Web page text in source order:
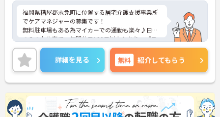
福岡県糟屋郡志免町に位置する居宅介護支援事業所
でケアマネジャーの募集です！
無料駐車場もある為マイカーでの通勤も楽々♪日勤
のみのお仕事で、年間休日120日以上もあり、プラ
イベートとの両立を目指す方におすすめの環境で
す！昇給や賞与制度があり、頑張りが評価されてし
っかりと還元されます。さらに住宅手当などの各種
手当もあるのは嬉しいポイントです◎
こちらの求人にご興味がございましたら面接のポイ
ントもお伝えしますので是非ご応募お待ちしており
ます。
詳細を見る 無料 紹介してもらう